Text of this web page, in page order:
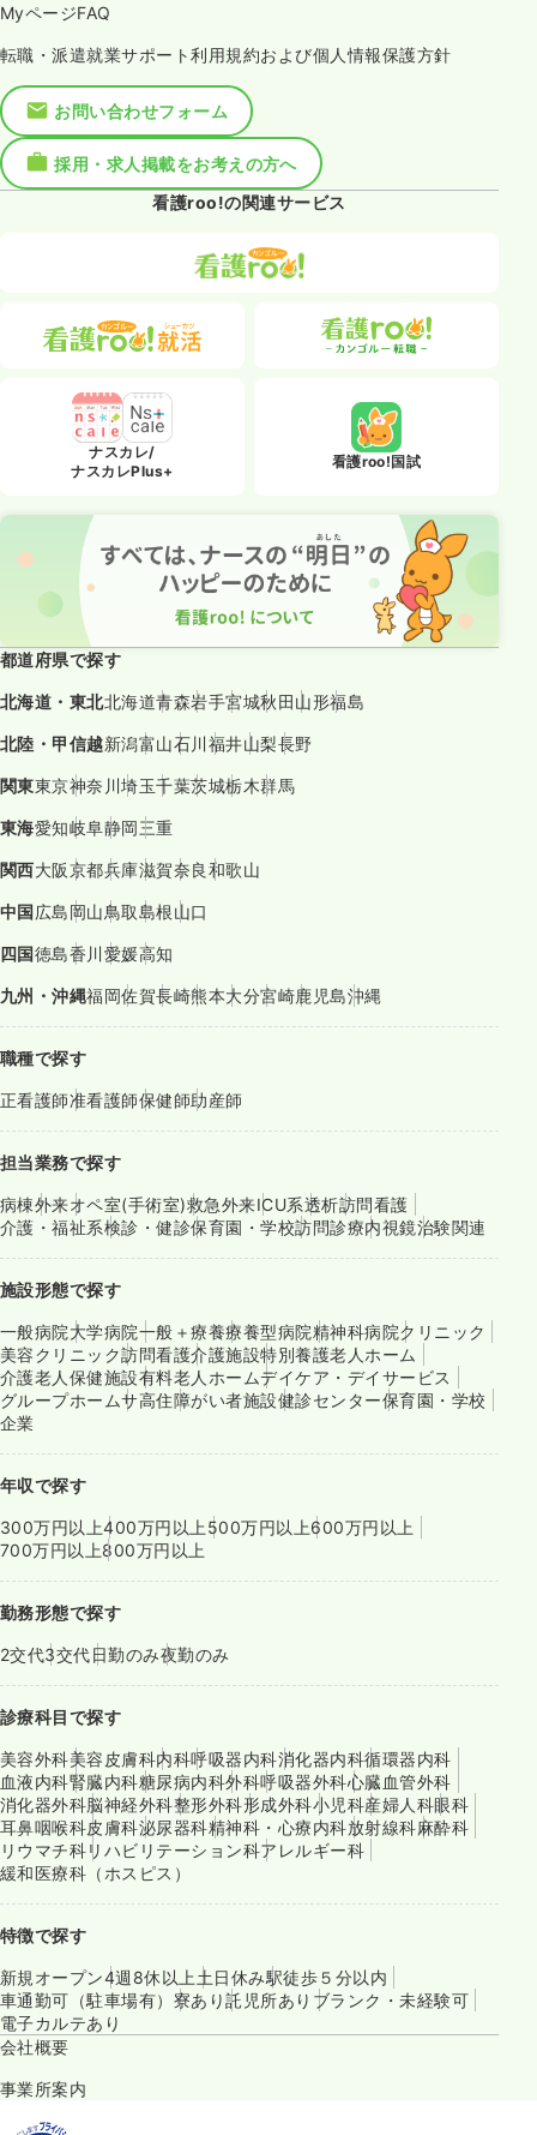
MyページFAQ
転職・派遣就業サポート利用規約および個人情報保護方針
お問い合わせフォーム
採用・求人掲載をお考えの方へ
看護roo!の関連サービス
ナスカレ/
ナスカレPlus+
看護roo!国試
都道府県で探す
北海道・東北北海道青森岩手宮城秋田山形福島
北陸・甲信越新潟富山石川福井山梨長野
関東東京神奈川埼玉千葉茨城栃木群馬
東海愛知岐阜静岡三重
関西大阪京都兵庫滋賀奈良和歌山
中国広島岡山鳥取島根山口
四国徳島香川愛媛高知
九州・沖縄福岡佐賀長崎熊本大分宮崎鹿児島沖縄
職種で探す
正看護師准看護師保健師助産師
担当業務で探す
病棟外来オペ室(手術室)救急外来ICU系透析訪問看護
介護・福祉系検診・健診保育園・学校訪問診療内視鏡治験関連
施設形態で探す
一般病院大学病院一般＋療養療養型病院精神科病院クリニック
美容クリニック訪問看護介護施設特別養護老人ホーム
介護老人保健施設有料老人ホームデイケア・デイサービス
グループホームサ高住障がい者施設健診センター保育園・学校
企業
年収で探す
300万円以上400万円以上 500万円以上600万円以上
700万円以上800万円以上
勤務形態で探す
2交代3交代日勤のみ夜勤のみ
診療科目で探す
美容外科美容皮膚科内科呼吸器内科消化器内科循環器内科
血液内科腎臓内科糖尿病内科外科呼吸器外科心臓血管外科
消化器外科脳神経外科整形外科形成外科小児科産婦人科眼科
耳鼻咽喉科皮膚科泌尿器科精神科・心療内科放射線科麻酔科
リウマチ科リハビリテーション科アレルギー科
緩和医療科（ホスピス）
特徴で探す
新規オープン4週8休以上 土日休み駅徒歩５分以内
車通勤可（駐車場有） 寮あり託児所あり ブランク・未経験可
電子カルテあり
会社概要
事業所案内